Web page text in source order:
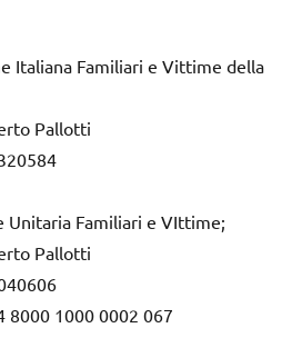
Italiana Familiari e Vittime della
Pallotti
Unitaria Familiari e VIttime;
Pallotti
8000 1000 0002 067